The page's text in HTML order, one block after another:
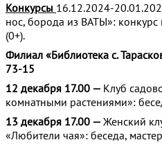
Конкурсы 16.12.2024-
нос, борода из ВАТЫ»:
(0+).
Филиал «Библиотека с.
73-15
12 декабря 17.00 — Клуб
комнатными растениями»:
13 декабря 17.00 — Женский
«Любители чая»: беседа,